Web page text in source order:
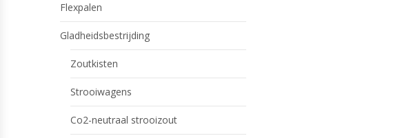
Flexpalen
Gladheidsbestrijding
Zoutkisten
Strooiwagens
Co2-neutraal strooizout